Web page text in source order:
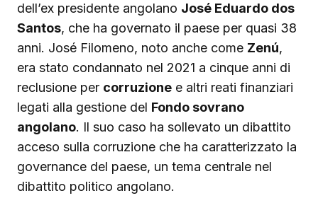
dell’ex presidente angolano José Eduardo dos
Santos, che ha governato il paese per quasi 38
anni. José Filomeno, noto anche come Zenú,
era stato condannato nel 2021 a cinque anni di
reclusione per corruzione e altri reati finanziari
legati alla gestione del Fondo sovrano
angolano. Il suo caso ha sollevato un dibattito
acceso sulla corruzione che ha caratterizzato la
governance del paese, un tema centrale nel
dibattito politico angolano.